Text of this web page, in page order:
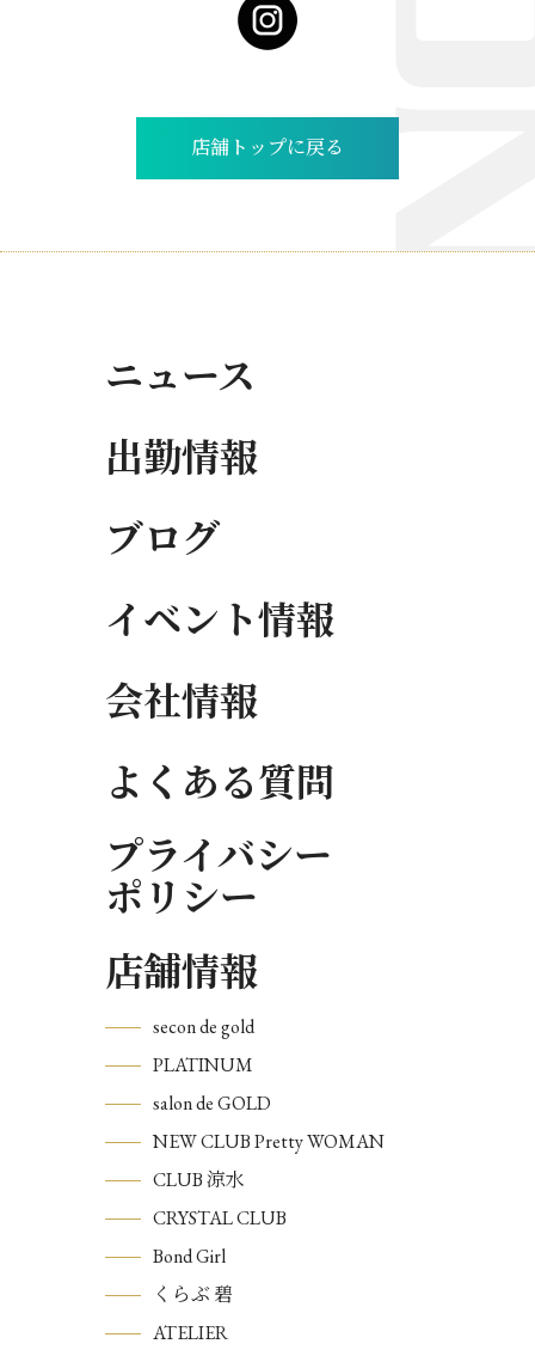
店舗トップに戻る
ニュース
出勤情報
ブログ
イベント情報
会社情報
よくある質問
プライバシー
ポリシー
店舗情報
secon de gold
PLATINUM
salon de GOLD
NEW CLUB Pretty WOMAN
CLUB 涼水
CRYSTAL CLUB
Bond Girl
くらぶ 碧
ATELIER